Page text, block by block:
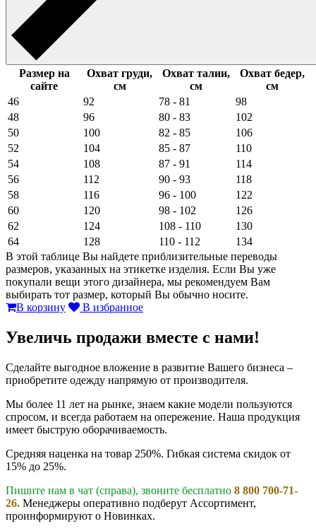
Размер на
сайте
Охват груди,
см
Охват талии,
см
Охват бедер,
см
46
92 78 - 81
98
48
96 80 - 83
102
50
100 82 - 85
106
52
104 85 - 87
110
54
108 87 - 91
114
56
112 90 - 93
118
58
116 96 - 100
122
60
120 98 - 102
126
62
124 108 - 110
130
64
128 110 - 112
134
В этой таблице Вы найдете приблизительные переводы
размеров, указанных на этикетке изделия. Если Вы уже
покупали вещи этого дизайнера, мы рекомендуем Вам
выбирать тот размер, который Вы обычно носите.
В корзину
В избранное
Увеличь продажи вместе с нами!
Сделайте выгодное вложение в развитие Вашего бизнеса –
приобретите одежду напрямую от производителя.
Мы более 11 лет на рынке, знаем какие модели пользуются
спросом, и всегда работаем на опережение. Наша продукция
имеет быструю оборачиваемость.
Средняя наценка на товар 250%. Гибкая система скидок от
15% до 25%.
Пишите нам в чат (справа), звоните бесплатно 8 800 700-71-
26. Менеджеры оперативно подберут Ассортимент,
проинформируют о Новинках.